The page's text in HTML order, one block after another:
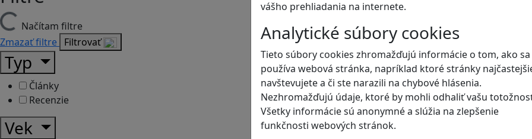
vášho prehliadania na internete.
Analytické súbory cookies
Tieto súbory cookies zhromažďujú informácie o tom, ako sa
používa webová stránka, napríklad ktoré stránky
navštevujete a či ste narazili na chybové hlásenia.
Nezhromažďujú údaje, ktoré by mohli odhaliť vašu
Všetky informácie sú anonymné a slúžia na zlepšenie
funkčnosti webových stránok.
Načítam filtre
Zmazať filtre Filtrovať
Typ
Články
Recenzie
Vek